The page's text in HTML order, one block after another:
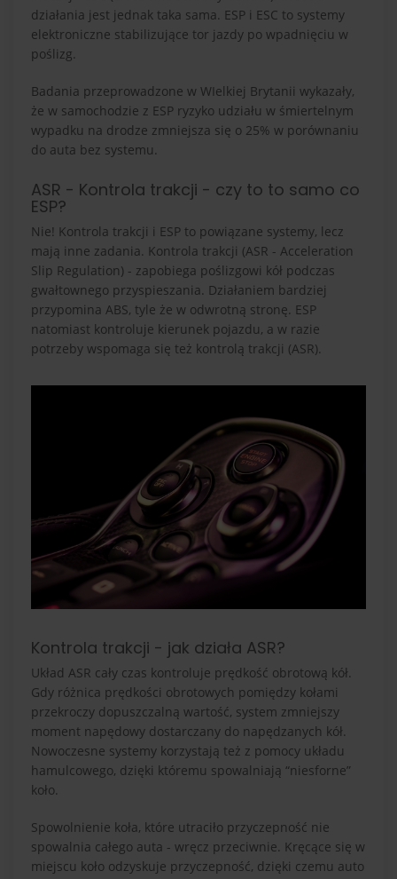
działania jest jednak taka sama. ESP i ESC to systemy
elektroniczne stabilizujące tor jazdy po wpadnięciu w
poślizg.
Badania przeprowadzone w WIelkiej Brytanii wykazały,
że w samochodzie z ESP ryzyko udziału w śmiertelnym
wypadku na drodze zmniejsza się o 25% w porównaniu
do auta bez systemu.
ASR - Kontrola trakcji - czy to to samo co
ESP?
Nie! Kontrola trakcji i ESP to powiązane systemy, lecz
mają inne zadania. Kontrola trakcji (ASR - Acceleration
Slip Regulation) - zapobiega poślizgowi kół podczas
gwałtownego przyspieszania. Działaniem bardziej
przypomina ABS, tyle że w odwrotną stronę. ESP
natomiast kontroluje kierunek pojazdu, a w razie
potrzeby wspomaga się też kontrolą trakcji (ASR).
Kontrola trakcji - jak działa ASR?
Układ ASR cały czas kontroluje prędkość obrotową kół.
Gdy różnica prędkości obrotowych pomiędzy kołami
przekroczy dopuszczalną wartość, system zmniejszy
moment napędowy dostarczany do napędzanych kół.
Nowoczesne systemy korzystają też z pomocy układu
hamulcowego, dzięki któremu spowalniają “niesforne”
koło.
Spowolnienie koła, które utraciło przyczepność nie
spowalnia całego auta - wręcz przeciwnie. Kręcące się w
miejscu koło odzyskuje przyczepność, dzięki czemu auto